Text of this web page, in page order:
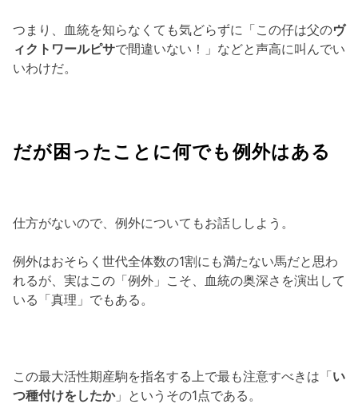
つまり、血統を知らなくても気どらずに「この仔は父のヴ
ィクトワールピサで間違いない！」などと声高に叫んでい
いわけだ。
だが困ったことに何でも例外はある
仕方がないので、例外についてもお話ししよう。
例外はおそらく世代全体数の1割にも満たない馬だと思わ
れるが、実はこの「例外」こそ、血統の奥深さを演出して
いる「真理」でもある。
この最大活性期産駒を指名する上で最も注意すべきは「い
つ種付けをしたか」というその1点である。